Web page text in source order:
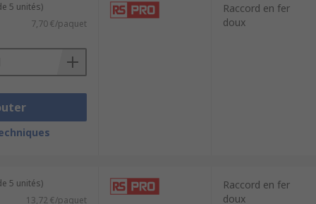
5 unités)
7,70 €/paquet
Raccord en fer
doux
5 unités)
13,72 €/paquet
Raccord en fer
doux